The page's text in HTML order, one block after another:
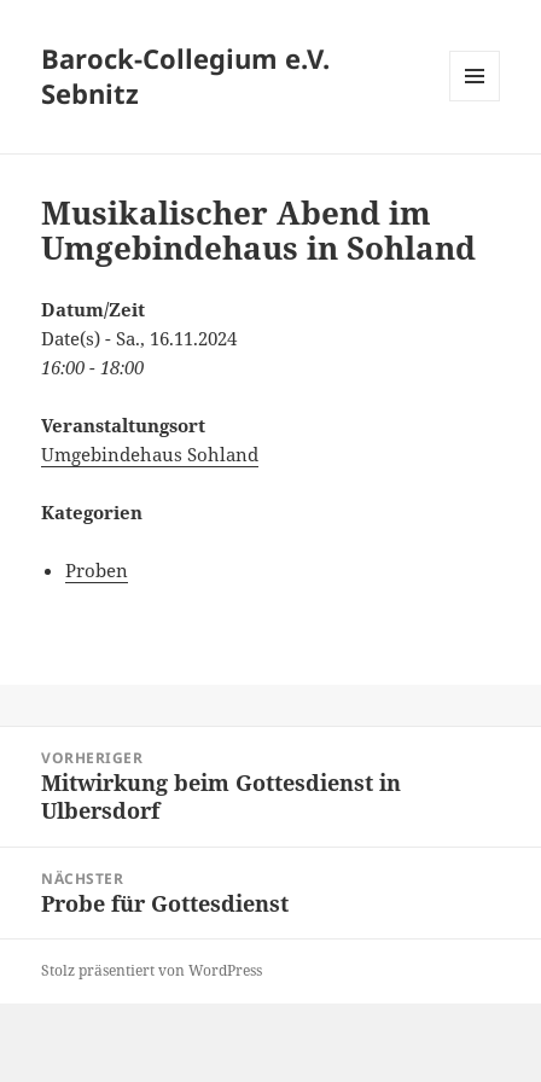
Barock-Collegium e.V.
Sebnitz
Musikalischer Abend im
Umgebindehaus in Sohland
Datum/Zeit
Date(s) - Sa., 16.11.2024
16:00 - 18:00
Veranstaltungsort
Umgebindehaus Sohland
Kategorien
Proben
VORHERIGER
Vorheriger
Beitrag:
Mitwirkung beim Gottesdienst in
Ulbersdorf
NÄCHSTER
Nächster
Probe für Gottesdienst
Stolz präsentiert von WordPress